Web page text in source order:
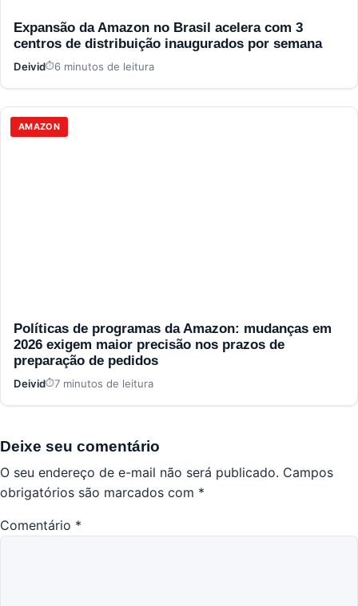
Expansão da Amazon no Brasil acelera com 3
centros de distribuição inaugurados por semana
Deivid 6 minutos de leitura
AMAZON
Políticas de programas da Amazon: mudanças em
2026 exigem maior precisão nos prazos de
preparação de pedidos
Deivid 7 minutos de leitura
Deixe seu comentário
O seu endereço de e-mail não será publicado. Campos
obrigatórios são marcados com *
Comentário *